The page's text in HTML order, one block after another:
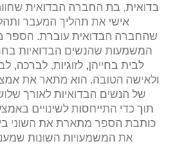
בדואית, בת החברה הבדואית
אישי את תהליך המעבר
שהחברה הבדואית עוברת.
המשמעות שהנשים הבדואיות
לבית בחייהן, לזוגיות, לברכה,
ולאישה הטובה. הוא מתאר את
של הנשים הבדואיות לאורך
תוך כדי התייחסות לשינויים
כותבת הספר מתארת את השוני
את המשמעויות השונות